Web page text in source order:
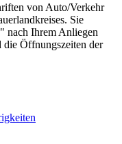
von Auto/Verkehr
Sie
nach Ihrem Anliegen
Öffnungszeiten der